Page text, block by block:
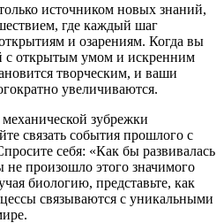
источником новых знаний,
где каждый шаг
и озарениям. Когда вы
с открытым умом и искренним
творческим, и ваши
увеличиваются.
зубрежки
связать события прошлого с
себя: «Как бы развивалась
произошло этого значимого
биологию, представьте, как
связываются с уникальными